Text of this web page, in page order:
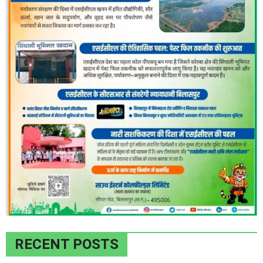
RECENT POSTS